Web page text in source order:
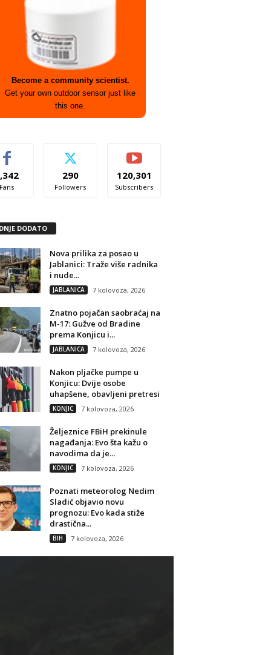
Become a community scientist.
Get your own outdoor sensor just like
this one.
Fans
290
Followers
120,301
Subscribers
DODATO
Nova prilika za posao u
Jablanici: Traže više radnika
i nude...
JABLANICA 7 kolovoza, 2026
Znatno pojačan saobraćaj na
M-17: Gužve od Bradine
prema Konjicu i...
JABLANICA 7 kolovoza, 2026
Nakon pljačke pumpe u
Konjicu: Dvije osobe
uhapšene, obavljeni pretresi
KONJIC 7 kolovoza, 2026
Željeznice FBiH prekinule
nagađanja: Evo šta kažu o
navodima da je...
KONJIC 7 kolovoza, 2026
Poznati meteorolog Nedim
Sladić objavio novu
prognozu: Evo kada stiže
drastična...
BIH 7 kolovoza, 2026